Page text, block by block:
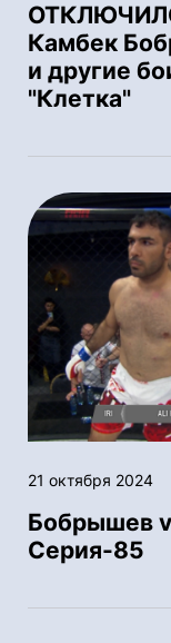
Камбек
и другие
"Клетка"
21 октября 2024
Бобрышев
Серия-85